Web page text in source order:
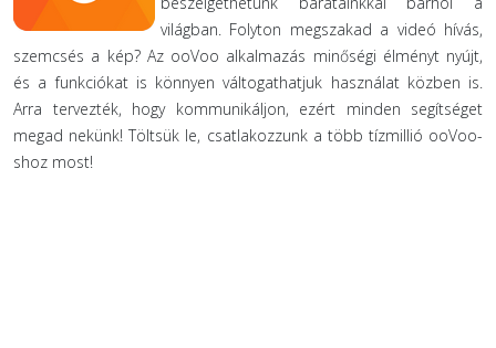
világban. Folyton megszakad a videó hívás,
szemcsés a kép? Az ooVoo alkalmazás minőségi élményt nyújt,
és a funkciókat is könnyen váltogathatjuk használat közben is.
Arra tervezték, hogy kommunikáljon, ezért minden segítséget
megad nekünk! Töltsük le, csatlakozzunk a több tízmillió ooVoo-
shoz most!